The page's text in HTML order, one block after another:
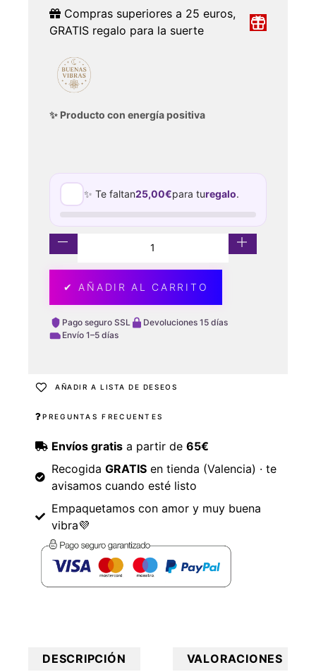
Compras superiores a 25 euros,
GRATIS regalo para la suerte
✨ Producto con energía positiva
✨ Te faltan25,00€para turegalo.
✔ AÑADIR AL CARRITO
Pago seguro SSL
Devoluciones 15 días
Envío 1–5 días
AÑADIR A LISTA DE DESEOS
PREGUNTAS FRECUENTES
Envíos gratisa partir de 65€
Recogida GRATISen tienda (Valencia) · te
avisamos cuando esté listo
Empaquetamos con amor y muy buena
vibra💜
DESCRIPCIÓN VALORACIONES